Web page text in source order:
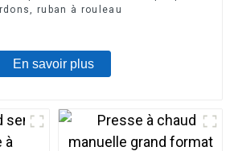
ruban à rouleau
En savoir plus